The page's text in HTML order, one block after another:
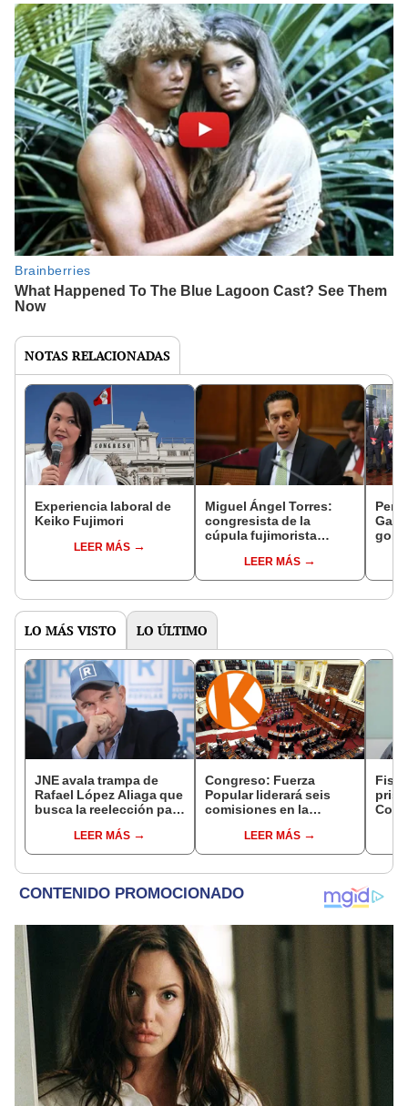
NOTAS RELACIONADAS
Experiencia laboral de
Keiko Fujimori
LEER MÁS
Miguel Ángel Torres:
congresista de la
cúpula fujimorista
del SenadoLEER MÁS
LO MÁS VISTO LO ÚLTIMO
JNE avala trampa de
Rafael López Aliaga que
busca la reelección para
LEER MÁS
Congreso: Fuerza
Popular liderará seis
comisiones en la
LEER MÁS